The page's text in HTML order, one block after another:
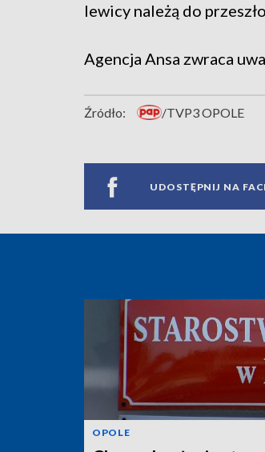
lewicy należą do
Agencja Ansa zwraca
Źródło: /TVP3 OPOLE
UDOSTĘPNIJ NA
OPOLE